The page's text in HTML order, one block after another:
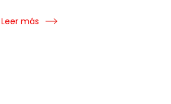
Leer más